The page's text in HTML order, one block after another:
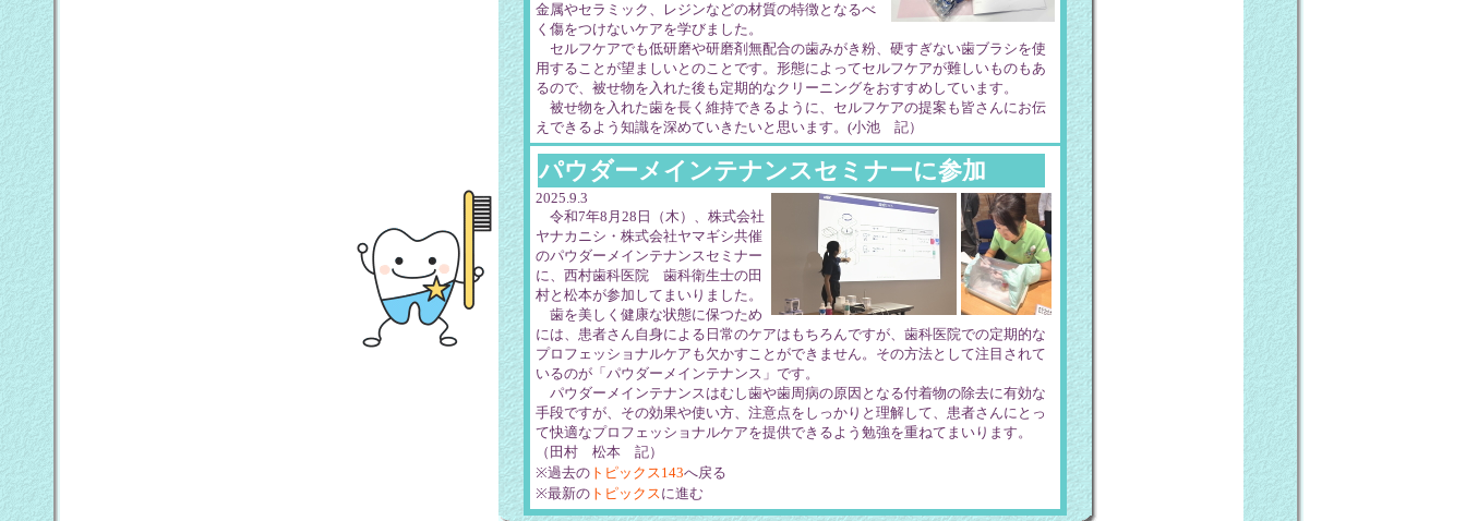
金属やセラミック、レジンなどの材質の特徴となるべ
く傷をつけないケアを学びました。
セルフケアでも低研磨や研磨剤無配合の歯みがき粉、硬すぎない歯ブラシを使
用することが望ましいとのことです。形態によってセルフケアが難しいものもあ
るので、被せ物を入れた後も定期的なクリーニングをおすすめしています。
被せ物を入れた歯を長く維持できるように、セルフケアの提案も皆さんにお伝
えできるよう知識を深めていきたいと思います。(小池 記）
パウダーメインテナンスセミナーに参加
2025.9.3
令和7年8月28日（木）、株式会社
ヤナカニシ・株式会社ヤマギシ共催
のパウダーメインテナンスセミナー
に、西村歯科医院 歯科衛生士の田
村と松本が参加してまいりました。
歯を美しく健康な状態に保つため
には、患者さん自身による日常のケアはもちろんですが、歯科医院での定期的な
プロフェッショナルケアも欠かすことができません。その方法として注目されて
いるのが「パウダーメインテナンス」です。
パウダーメインテナンスはむし歯や歯周病の原因となる付着物の除去に有効な
手段ですが、その効果や使い方、注意点をしっかりと理解して、患者さんにとっ
て快適なプロフェッショナルケアを提供できるよう勉強を重ねてまいります。
（田村 松本 記）
※過去のトピックス143へ戻る
※最新のトピックスに進む